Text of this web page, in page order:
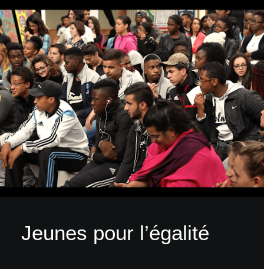
Jeunes pour l’égalité